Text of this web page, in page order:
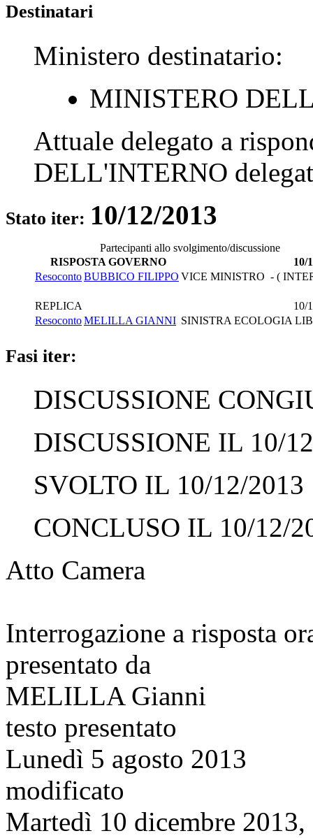
Destinatari
Ministero destinatario:
MINISTERO
Attuale delegato a
DELL'INTERNO
Stato iter: 10/12/2013
Partecipanti allo svolgimento/discussione
RISPOSTA GOVERNO
10/
ResocontoBUBBICO FILIPPO VICE MINISTRO - (
REPLICA
10/
ResocontoMELILLA GIANNI SINISTRA ECOLOGIA
Fasi iter:
DISCUSSIONE
DISCUSSIONE IL 10/
SVOLTO IL 10/12/2013
CONCLUSO IL 10/12/
Atto Camera
Interrogazione a risposta
presentato da
MELILLA Gianni
testo presentato
Lunedì 5 agosto 2013
modificato
Martedì 10 dicembre 2013,